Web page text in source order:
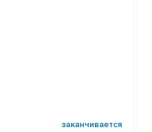
заканчивается